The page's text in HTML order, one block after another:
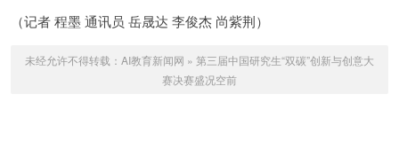
（记者 程墨 通讯员 岳晟达 李俊杰 尚紫荆）
未经允许不得转载： AI教育新闻网 » 第三届中国研究生“双碳”创新与创意大
赛决赛盛况空前